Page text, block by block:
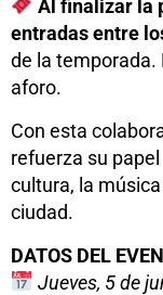
Al finalizar la
entradas entre
de la temporada.
aforo.
Con esta
refuerza su
cultura, la
ciudad.
DATOS DEL
Jueves, 5 de